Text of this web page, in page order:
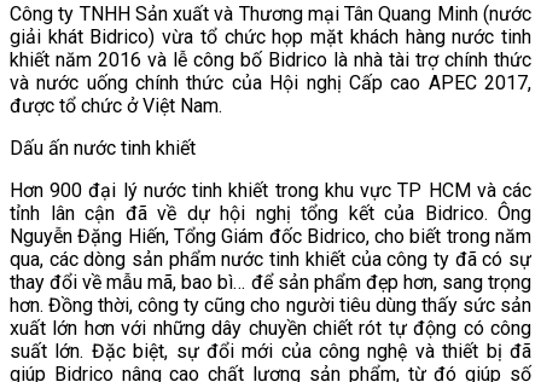
Công ty TNHH Sản xuất và Thương mại Tân Quang Minh (nước
giải khát Bidrico) vừa tổ chức họp mặt khách hàng nước tinh
khiết năm 2016 và lễ công bố Bidrico là nhà tài trợ chính thức
và nước uống chính thức của Hội nghị Cấp cao APEC 2017,
được tổ chức ở Việt Nam.
Dấu ấn nước tinh khiết
Hơn 900 đại lý nước tinh khiết trong khu vực TP HCM và các
tỉnh lân cận đã về dự hội nghị tổng kết của Bidrico. Ông
Nguyễn Đặng Hiến, Tổng Giám đốc Bidrico, cho biết trong năm
qua, các dòng sản phẩm nước tinh khiết của công ty đã có sự
thay đổi về mẫu mã, bao bì… để sản phẩm đẹp hơn, sang trọng
hơn. Đồng thời, công ty cũng cho người tiêu dùng thấy sức sản
xuất lớn hơn với những dây chuyền chiết rót tự động có công
suất lớn. Đặc biệt, sự đổi mới của công nghệ và thiết bị đã
giúp Bidrico nâng cao chất lượng sản phẩm, từ đó giúp số